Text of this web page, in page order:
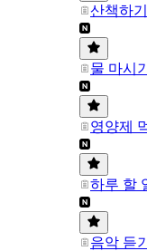
산책하
물 마시
영양제
하루 할
음악 듣